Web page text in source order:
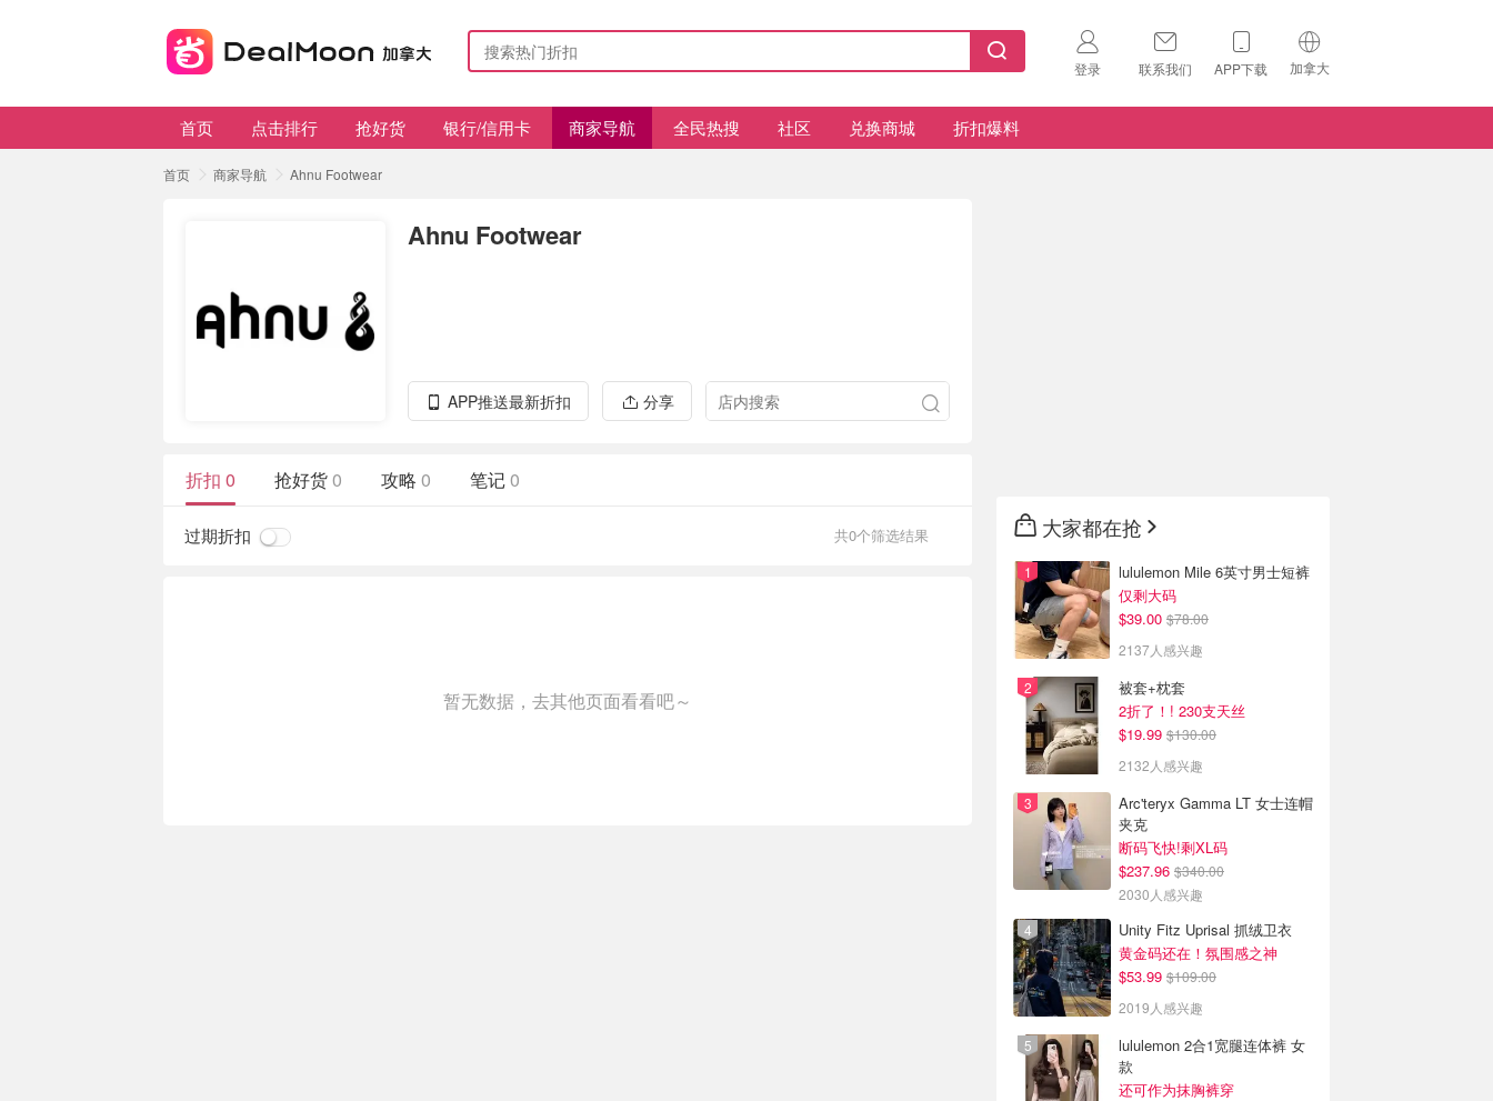
登录 联系我们 APP下载 加拿大
🇺🇸
首页 点击排行 抢好货 银行/信用卡 商家导航 全民热搜 社区 兑换商城 折扣爆料
首页 商家导航 Ahnu Footwear
Ahnu Footwear
APP推送最新折扣 分享
折扣 0 抢好货0 攻略 0 笔记0
过期折扣 共0个筛选结果
暂无数据，去其他页面看看吧～
大家都在抢
lululemon Mile 6英寸男士短裤
仅剩大码
$39.00 $78.00
2137人感兴趣
被套+枕套
2折了！! 230支天丝
$19.99 $130.00
2132人感兴趣
Arc'teryx Gamma LT 女士连帽
夹克
断码飞快!剩XL码
$237.96 $340.00
2030人感兴趣
Unity Fitz Uprisal 抓绒卫衣
黄金码还在！氛围感之神
$53.99 $109.00
2019人感兴趣
lululemon 2合1宽腿连体裤 女
款
还可作为抹胸裤穿